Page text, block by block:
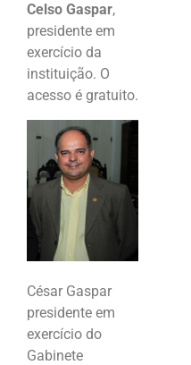
Celso Gaspar,
presidente em
exercício da
instituição. O
acesso é gratuito.
César Gaspar
presidente em
exercício do
Gabinete